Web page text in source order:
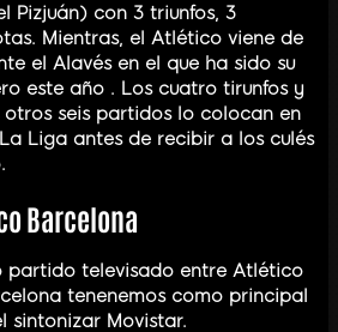
Pizjuán) con 3 triunfos, 3
Mientras, el Atlético viene de
el Alavés en el que ha sido su
este año . Los cuatro tirunfos y
seis partidos lo colocan en
Liga antes de recibir a los culés
Barcelona
partido televisado entre Atlético
tenenemos como principal
sintonizar Movistar.